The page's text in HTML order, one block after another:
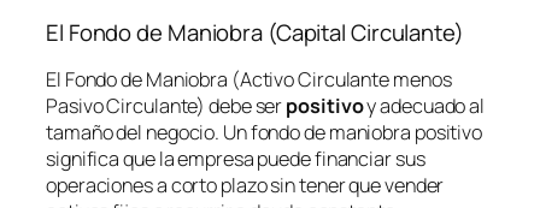
El Fondo de Maniobra (Capital Circulante)
El Fondo de Maniobra (Activo Circulante menos
Pasivo Circulante) debe serpositivoy adecuado al
tamaño del negocio. Un fondo de maniobra positivo
significa que la empresa puede financiar sus
operaciones a corto plazo sin tener que vender